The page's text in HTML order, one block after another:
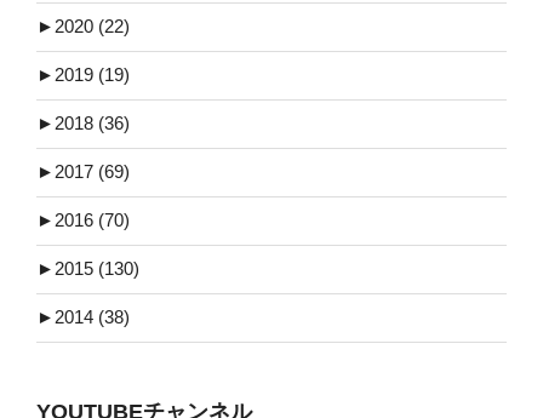
► 2020 (22)
► 2019 (19)
► 2018 (36)
► 2017 (69)
► 2016 (70)
► 2015 (130)
► 2014 (38)
YOUTUBEチャンネル